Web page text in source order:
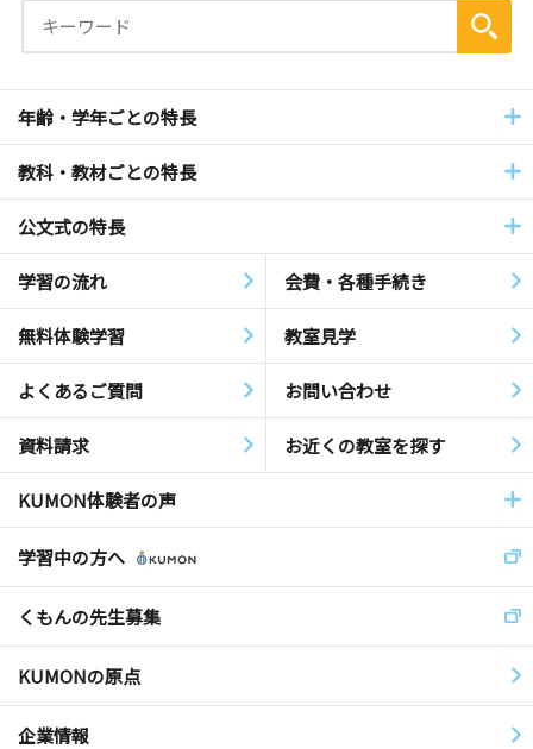
年齢・学年ごとの特長
教科・教材ごとの特長
公文式の特長
学習の流れ 会費・各種手続き
無料体験学習 教室見学
よくあるご質問 お問い合わせ
資料請求 お近くの教室を探す
KUMON体験者の声
学習中の方へ
くもんの先生募集
KUMONの原点
企業情報